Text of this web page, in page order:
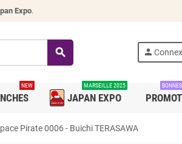
Expo.
search person
NEW
JAPAN EXPO
MARSEILLE 2025
Pirate 0006 - Buichi TERASAWA